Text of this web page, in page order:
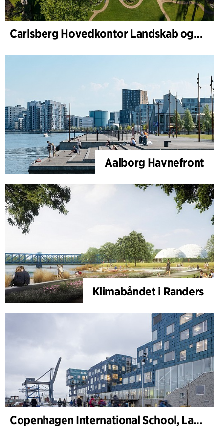
Carlsberg Hovedkontor Landskab og renovering af Carl Jacobsens Have
Aalborg Havnefront
Klimabåndet i Randers
Copenhagen International School, Landskab